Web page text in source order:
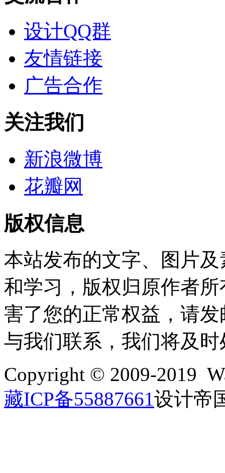
设计QQ群
友情链接
广告合作
关注我们
新浪微博
花瓣网
版权信息
本站发布的文字、图片
和学习，版权归原作者
害了您的正常权益，请发
与我们联系，我们将及时
Copyright © 2009-2019
藏ICP备55887661设计帝